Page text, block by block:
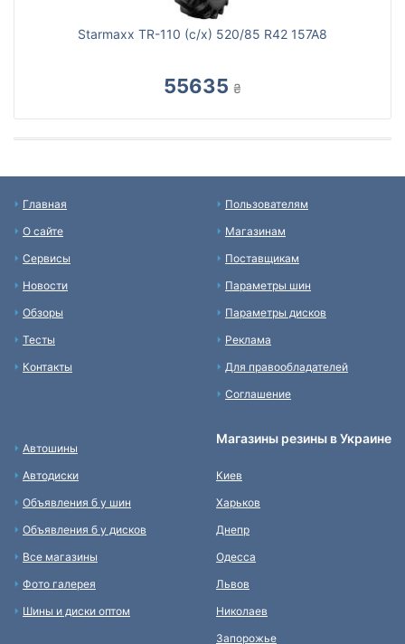
Starmaxx TR-110 (с/х) 520/85 R42 157A8
55635 ₴
Главная
О сайте
Сервисы
Новости
Обзоры
Тесты
Контакты
Пользователям
Магазинам
Поставщикам
Параметры шин
Параметры дисков
Реклама
Для правообладателей
Соглашение
Автошины
Автодиски
Объявления б у шин
Объявления б у дисков
Все магазины
Фото галерея
Шины и диски оптом
Магазины резины в Украине
Киев
Харьков
Днепр
Одесса
Львов
Николаев
Запорожье